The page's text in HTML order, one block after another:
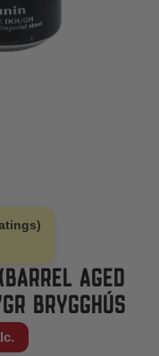
AGED
BRYGGHÚS